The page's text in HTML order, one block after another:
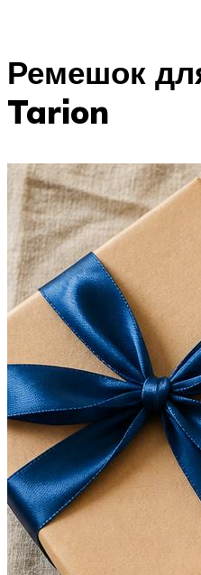
Ремешок
Tarion